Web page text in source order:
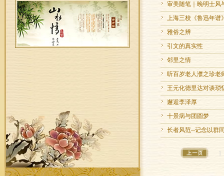
审美随笔｜晚明士风
上海三校《鲁迅年谱
雅俗之辨
引文的真实性
邻里之情
听百岁老人濮之珍老
王元化德里达对谈琐
邂逅李泽厚
十景病与团圆梦
长者风范--记念以群
1